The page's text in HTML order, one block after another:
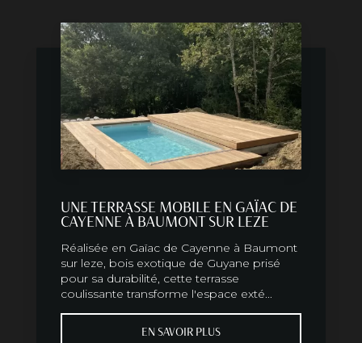
UNE TERRASSE MOBILE EN GAÏAC DE
CAYENNE À BAUMONT SUR LEZE
Réalisée en Gaïac de Cayenne à Baumont
sur leze, bois exotique de Guyane prisé
pour sa durabilité, cette terrasse
coulissante transforme l'espace exté...
EN SAVOIR PLUS